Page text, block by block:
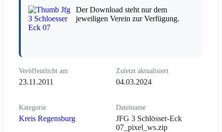
Der Download steht nur dem
jeweiligen Verein zur Verfügung.
Veröffentlicht am
23.11.2011
Zuletzt aktualisiert
04.03.2024
Kategorie
Kreis Regensburg
Dateiname
JFG 3 Schlösser-Eck
07_pixel_ws.zip